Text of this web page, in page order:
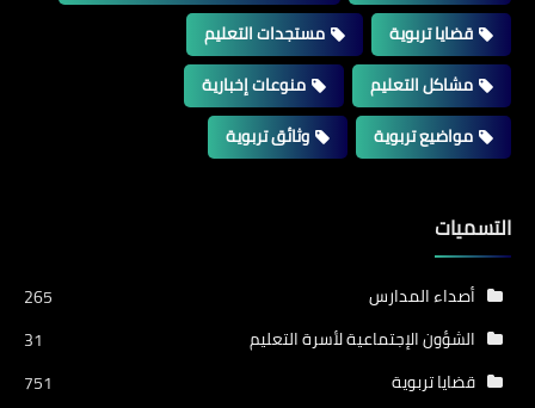
قضايا تربوية
مستجدات التعليم
مشاكل التعليم
منوعات إخبارية
مواضيع تربوية
وثائق تربوية
التسميات
أصداء المدارس
265
الشؤون الإجتماعية لأسرة التعليم
31
قضايا تربوية
751